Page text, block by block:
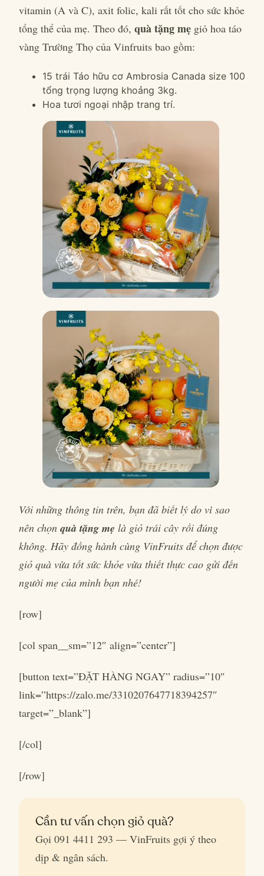
vitamin (A và C), axit folic, kali rất tốt cho sức khỏe
tổng thể của mẹ. Theo đó, quà tặng mẹ giỏ hoa táo
vàng Trường Thọ của Vinfruits bao gồm:
15 trái Táo hữu cơ Ambrosia Canada size 100
tổng trọng lượng khoảng 3kg.
Hoa tươi ngoại nhập trang trí.
Với những thông tin trên, bạn đã biết lý do vì sao
nên chọn quà tặng mẹ là giỏ trái cây rồi đúng
không. Hãy đồng hành cùng VinFruits để chọn được
giỏ quà vừa tốt sức khỏe vừa thiết thực cao gửi đến
người mẹ của mình bạn nhé!
[row]
[col span__sm=”12″ align=”center”]
[button text=”ĐẶT HÀNG NGAY” radius=”10″
link=”https://zalo.me/3310207647718394257″
target=”_blank”]
[/col]
[/row]
Cần tư vấn chọn giỏ quà?
Gọi 091 4411 293 — VinFruits gợi ý theo
dịp & ngân sách.